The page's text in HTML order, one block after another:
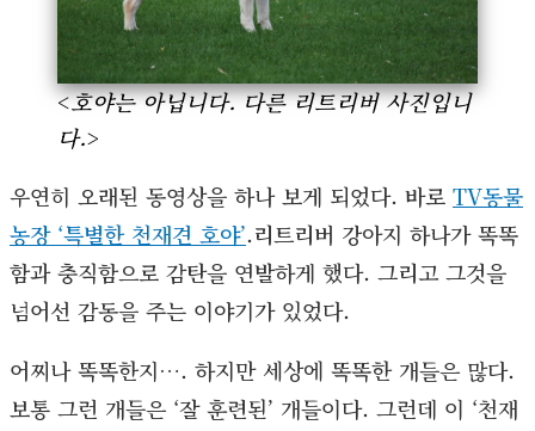
<호야는 아닙니다. 다른 리트리버 사진입니
다.>
우연히 오래된 동영상을 하나 보게 되었다. 바로 TV동물
농장 ‘특별한 천재견 호야’.리트리버 강아지 하나가 똑똑
함과 충직함으로 감탄을 연발하게 했다. 그리고 그것을
넘어선 감동을 주는 이야기가 있었다.
어찌나 똑똑한지…. 하지만 세상에 똑똑한 개들은 많다.
보통 그런 개들은 ‘잘 훈련된’ 개들이다. 그런데 이 ‘천재